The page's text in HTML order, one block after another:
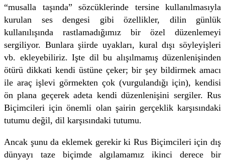
“musalla taşında” sözcüklerinde tersine kullanılmasıyla
kurulan ses dengesi gibi özellikler, dilin günlük
kullanılışında rastlamadığımız bir özel düzenlemeyi
sergiliyor. Bunlara şiirde uyakları, kural dışı söyleyişleri
vb. ekleyebiliriz. Işte dil bu alışılmamış düzenlenişinden
ötürü dikkati kendi üstüne çeker; bir şey bildirmek amacı
ile araç işlevi görmekten çok (vurgulandığı için), kendisi
ön plana geçerek adeta kendi düzenlenişini sergiler. Rus
Biçimcileri için önemli olan şairin gerçeklik karşısındaki
tutumu değil, dil karşısındaki tutumu.
Ancak şunu da eklemek gerekir ki Rus Biçimcileri için dış
dünyayı taze biçimde algılamamız ikinci derece bir